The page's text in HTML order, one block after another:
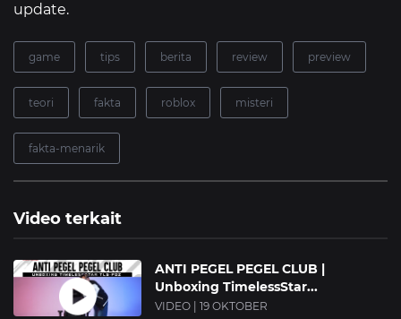
update.
game tips berita review preview
teori fakta roblox misteri
fakta-menarik
Video terkait
ANTI PEGEL PEGEL CLUB |
Unboxing TimelessStar...
VIDEO | 19 OKTOBER